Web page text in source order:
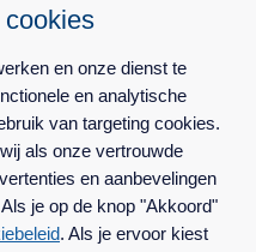
en onze dienst te
en analytische
van targeting cookies.
als onze vertrouwde
en aanbevelingen
je op de knop "Akkoord"
. Als je ervoor kiest